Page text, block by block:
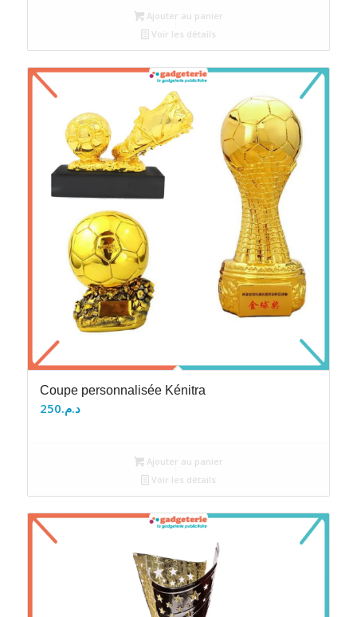
Ajouter au panier
Voir les détails
Coupe personnalisée Kénitra
د.م.250
Ajouter au panier
Voir les détails